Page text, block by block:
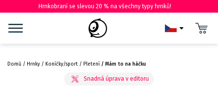
Hrnkobraní se slevou 20 % na všechny typy hrnků!
Domů Hrnky Koníčky/sport Pletení Mám to na háčku